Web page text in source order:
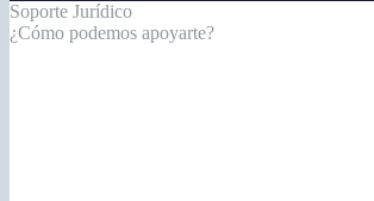
Soporte Jurídico
¿Cómo podemos apoyarte?